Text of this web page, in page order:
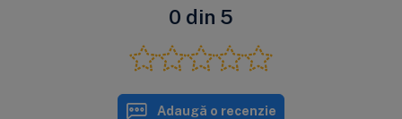
0 din 5
Adaugă o recenzie